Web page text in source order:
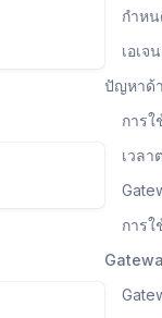
กำหน
เอเจ
ปัญหาด้
การ
เวลา
การใ